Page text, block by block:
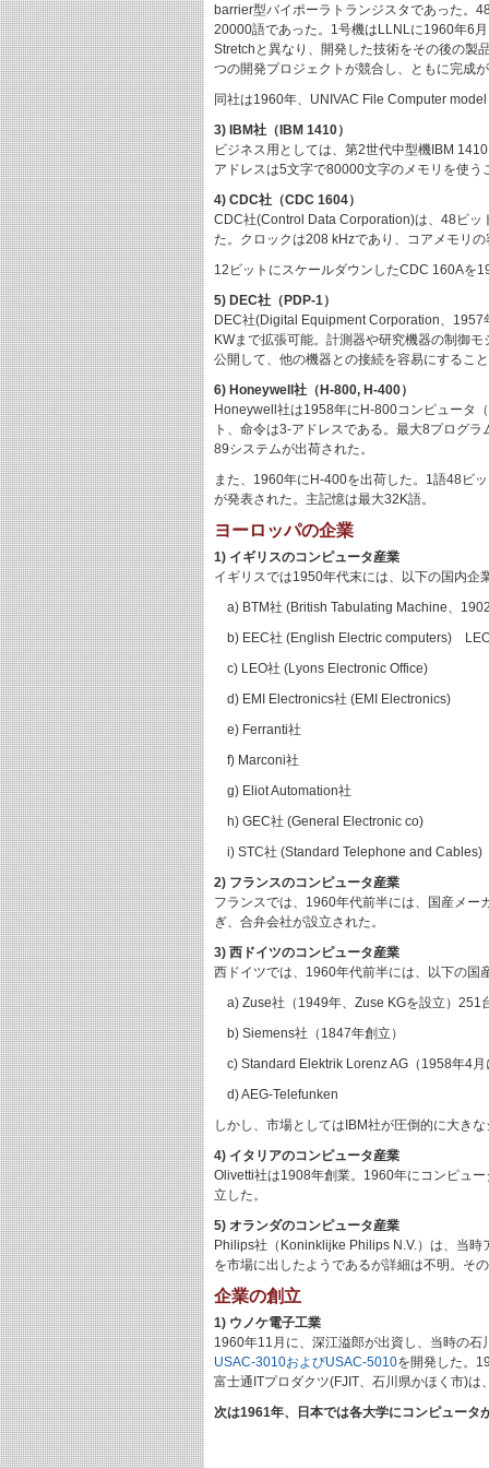
barrier型バイポーラトランジスタであった。
20000語であった。1号機はLLNLに1960年6
Stretchと異なり、開発した技術をその後の製
つの開発プロジェクトが競合し、ともに完成
同社は1960年、UNIVAC File Computer
3) IBM社（IBM 1410）
ビジネス用としては、第2世代中型機IBM
アドレスは5文字で80000文字のメモリを使
4) CDC社（CDC 1604）
CDC社(Control Data Corporation)は、48ビッ
た。クロックは208 kHzであり、コアメモリ
12ビットにスケールダウンしたCDC 160Aを
5) DEC社（PDP-1）
DEC社(Digital Equipment Corporation、
KWまで拡張可能。計測器や研究機器の制御
公開して、他の機器との接続を容易にするこ
6) Honeywell社（H-800, H-400）
Honeywell社は1958年にH-800コンピュータ
ト、命令は3-アドレスである。最大8プログ
89システムが出荷された。
また、1960年にH-400を出荷した。1語48ビ
が発表された。主記憶は最大32K語。
ヨーロッパの企業
1) イギリスのコンピュータ産業
イギリスでは1950年代末には、以下の国内企
a) BTM社 (British Tabulating Machine、
b) EEC社 (English Electric computers)
c) LEO社 (Lyons Electronic Office)
d) EMI Electronics社 (EMI Electronics)
e) Ferranti社
f) Marconi社
g) Eliot Automation社
h) GEC社 (General Electronic co)
i) STC社 (Standard Telephone and Cables)
2) フランスのコンピュータ産業
フランスでは、1960年代前半には、国産メ
ぎ、合弁会社が設立された。
3) 西ドイツのコンピュータ産業
西ドイツでは、1960年代前半には、以下の国
a) Zuse社（1949年、Zuse KGを設立）251
b) Siemens社（1847年創立）
c) Standard Elektrik Lorenz AG（1958年4月
d) AEG-Telefunken
しかし、市場としてはIBM社が圧倒的に大き
4) イタリアのコンピュータ産業
Olivetti社は1908年創業。1960年にコンピュ
立した。
5) オランダのコンピュータ産業
Philips社（Koninklijke Philips N.V.）は、当
を市場に出したようであるが詳細は不明。そ
企業の創立
1) ウノケ電子工業
1960年11月に、深江溢郎が出資し、当時の
USAC-3010およびUSAC-5010を開発した。
富士通ITプロダクツ(FJIT、石川県かほく市)
次は1961年、日本では各大学にコンピュータ